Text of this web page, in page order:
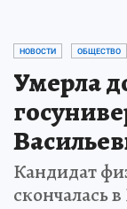
НОВОСТИ ОБЩЕСТВО
Умерла
Кандидат
скончалась